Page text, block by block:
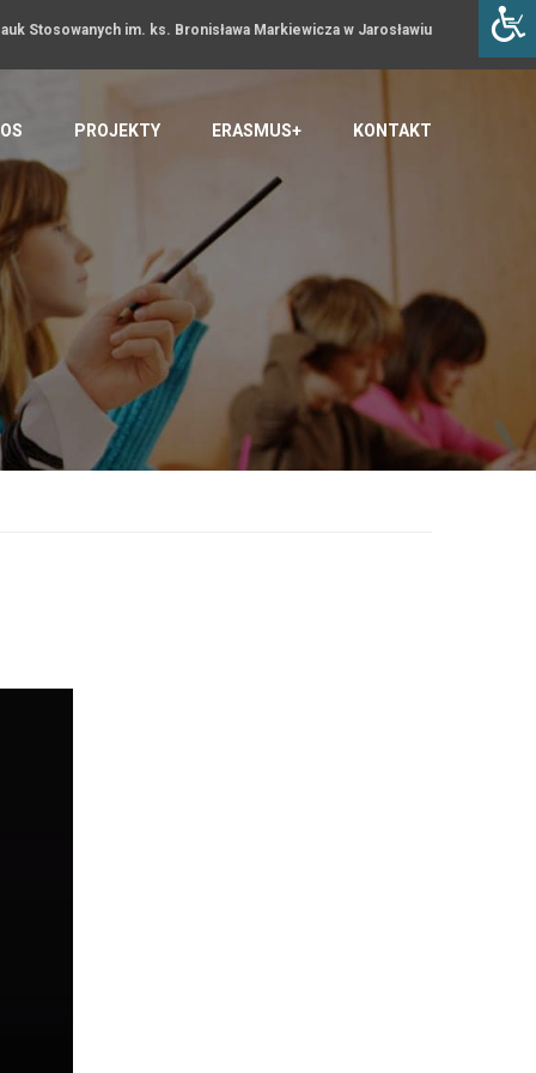
Stosowanych im. ks. Bronisława Markiewicza w Jarosławiu
PROJEKTY ERASMUS+ KONTAKT